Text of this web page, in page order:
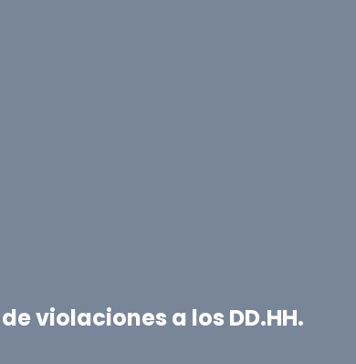
violaciones a los DD.HH.